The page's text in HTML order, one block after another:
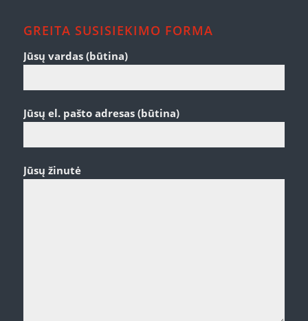
GREITA SUSISIEKIMO FORMA
Jūsų vardas (būtina)
Jūsų el. pašto adresas (būtina)
Jūsų žinutė